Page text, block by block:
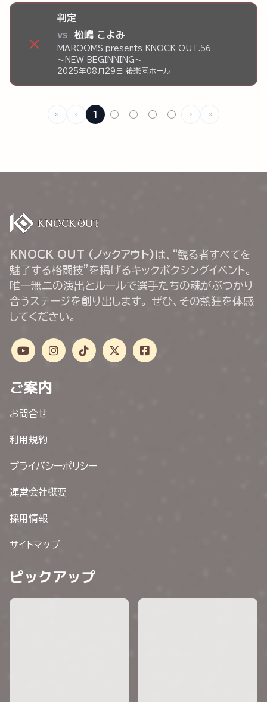
×
判定
vs 松嶋 こよみ
MAROOMS presents KNOCK OUT.56
～NEW BEGINNING～
2025年08月29日 後楽園ホール
1 ○ ○ ○ ○
KNOCK OUT (ノックアウト) は、“観る者すべてを
魅了する格闘技”を掲げるキックボクシングイベント。
唯一無二の演出とルールで選手たちの魂がぶつかり
合うステージを創り出します。 ぜひ、その熱狂を体感
してください。
ご案内
お問合せ
利用規約
プライバシーポリシー
運営会社概要
採用情報
サイトマップ
ピックアップ